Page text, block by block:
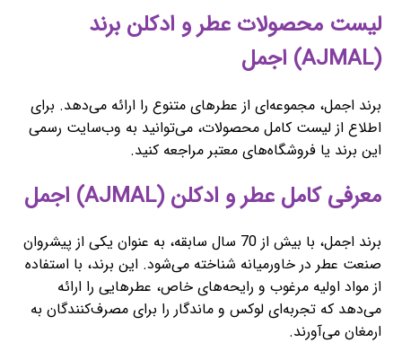
لیست محصولات عطر و ادکلن برند
(AJMAL) اجمل
برند اجمل، مجموعه‌ای از عطرهای متنوع را ارائه می‌دهد. برای
اطلاع از لیست کامل محصولات، می‌توانید به وب‌سایت رسمی
این برند یا فروشگاه‌های معتبر مراجعه کنید.
معرفی کامل عطر و ادکلن (AJMAL) اجمل
برند اجمل، با بیش از 70 سال سابقه، به عنوان یکی از پیشروان
صنعت عطر در خاورمیانه شناخته می‌شود. این برند، با استفاده
از مواد اولیه مرغوب و رایحه‌های خاص، عطرهایی را ارائه
می‌دهد که تجربه‌ای لوکس و ماندگار را برای مصرف‌کنندگان به
ارمغان می‌آورند.